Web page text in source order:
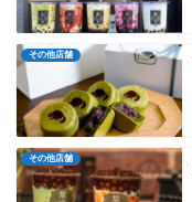
その他店舗
その他店舗